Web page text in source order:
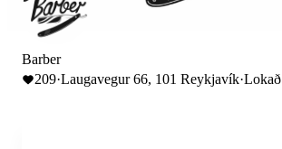
Barber
209·Laugavegur 66, 101 Reykjavík·Lokað